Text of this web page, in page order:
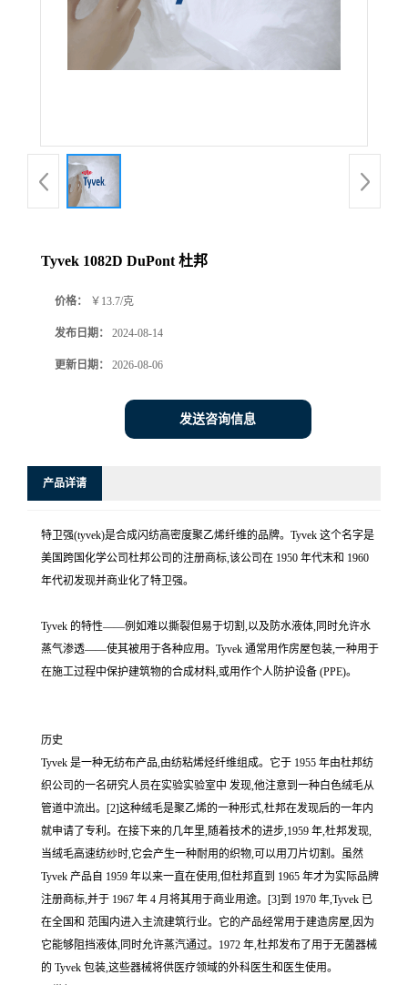
Tyvek 1082D DuPont 杜邦
价格： ￥13.7/克
发布日期： 2024-08-14
更新日期： 2026-08-06
发送咨询信息
产品详请
特卫强(tyvek)是合成闪纺高密度聚乙烯纤维的品牌。Tyvek 这个名字是
美国跨国化学公司杜邦公司的注册商标,该公司在 1950 年代末和 1960
年代初发现并商业化了特卫强。
Tyvek 的特性——例如难以撕裂但易于切割,以及防水液体,同时允许水
蒸气渗透——使其被用于各种应用。Tyvek 通常用作房屋包装,一种用于
在施工过程中保护建筑物的合成材料,或用作个人防护设备 (PPE)。
历史
Tyvek 是一种无纺布产品,由纺粘烯烃纤维组成。它于 1955 年由杜邦纺
织公司的一名研究人员在实验实验室中 发现,他注意到一种白色绒毛从
管道中流出。[2]这种绒毛是聚乙烯的一种形式,杜邦在发现后的一年内
就申请了专利。在接下来的几年里,随着技术的进步,1959 年,杜邦发现,
当绒毛高速纺纱时,它会产生一种耐用的织物,可以用刀片切割。虽然
Tyvek 产品自 1959 年以来一直在使用,但杜邦直到 1965 年才为实际品牌
注册商标,并于 1967 年 4 月将其用于商业用途。[3]到 1970 年,Tyvek 已
在全国和 范围内进入主流建筑行业。它的产品经常用于建造房屋,因为
它能够阻挡液体,同时允许蒸汽通过。1972 年,杜邦发布了用于无菌器械
的 Tyvek 包装,这些器械将供医疗领域的外科医生和医生使用。